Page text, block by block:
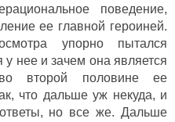
поведение,
ее главной героиней.
упорно пытался
у нее и зачем она является
второй половине ее
что дальше уж некуда, и
но все же. Дальше